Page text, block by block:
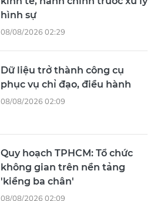
hình sự
08/08/2026 02:29
Dữ liệu trở thành công cụ
phục vụ chỉ đạo, điều hành
08/08/2026 02:09
Quy hoạch TPHCM: Tổ chức
không gian trên nền tảng
'kiềng ba chân'
08/08/2026 02:09